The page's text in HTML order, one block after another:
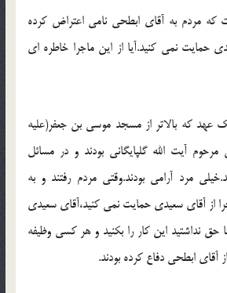
که مردم به آقاي ابطحي نامي اعتراض کرده
حمايت نمي کنيد.آيا از اين ماجرا خاطره اي
که بالاتر از مسجد موسي بن جعفر(علیه
آيت الله گلپايگاني بودند و در مسائل
مرد آرامي بودند.وقتي مردم رفتند و به
از آقاي سعيدي حمايت نمي کنيد،آقاي سعيدي
حق نداشتيد اين کار را بکنيد و هر کسي وظيفه
ابطحي دفاع کرده بودند.